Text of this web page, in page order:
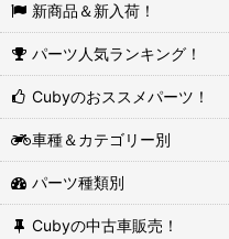
新商品＆新入荷！
パーツ人気ランキング！
Cubyのおススメパーツ！
車種＆カテゴリー別
パーツ種類別
Cubyの中古車販売！